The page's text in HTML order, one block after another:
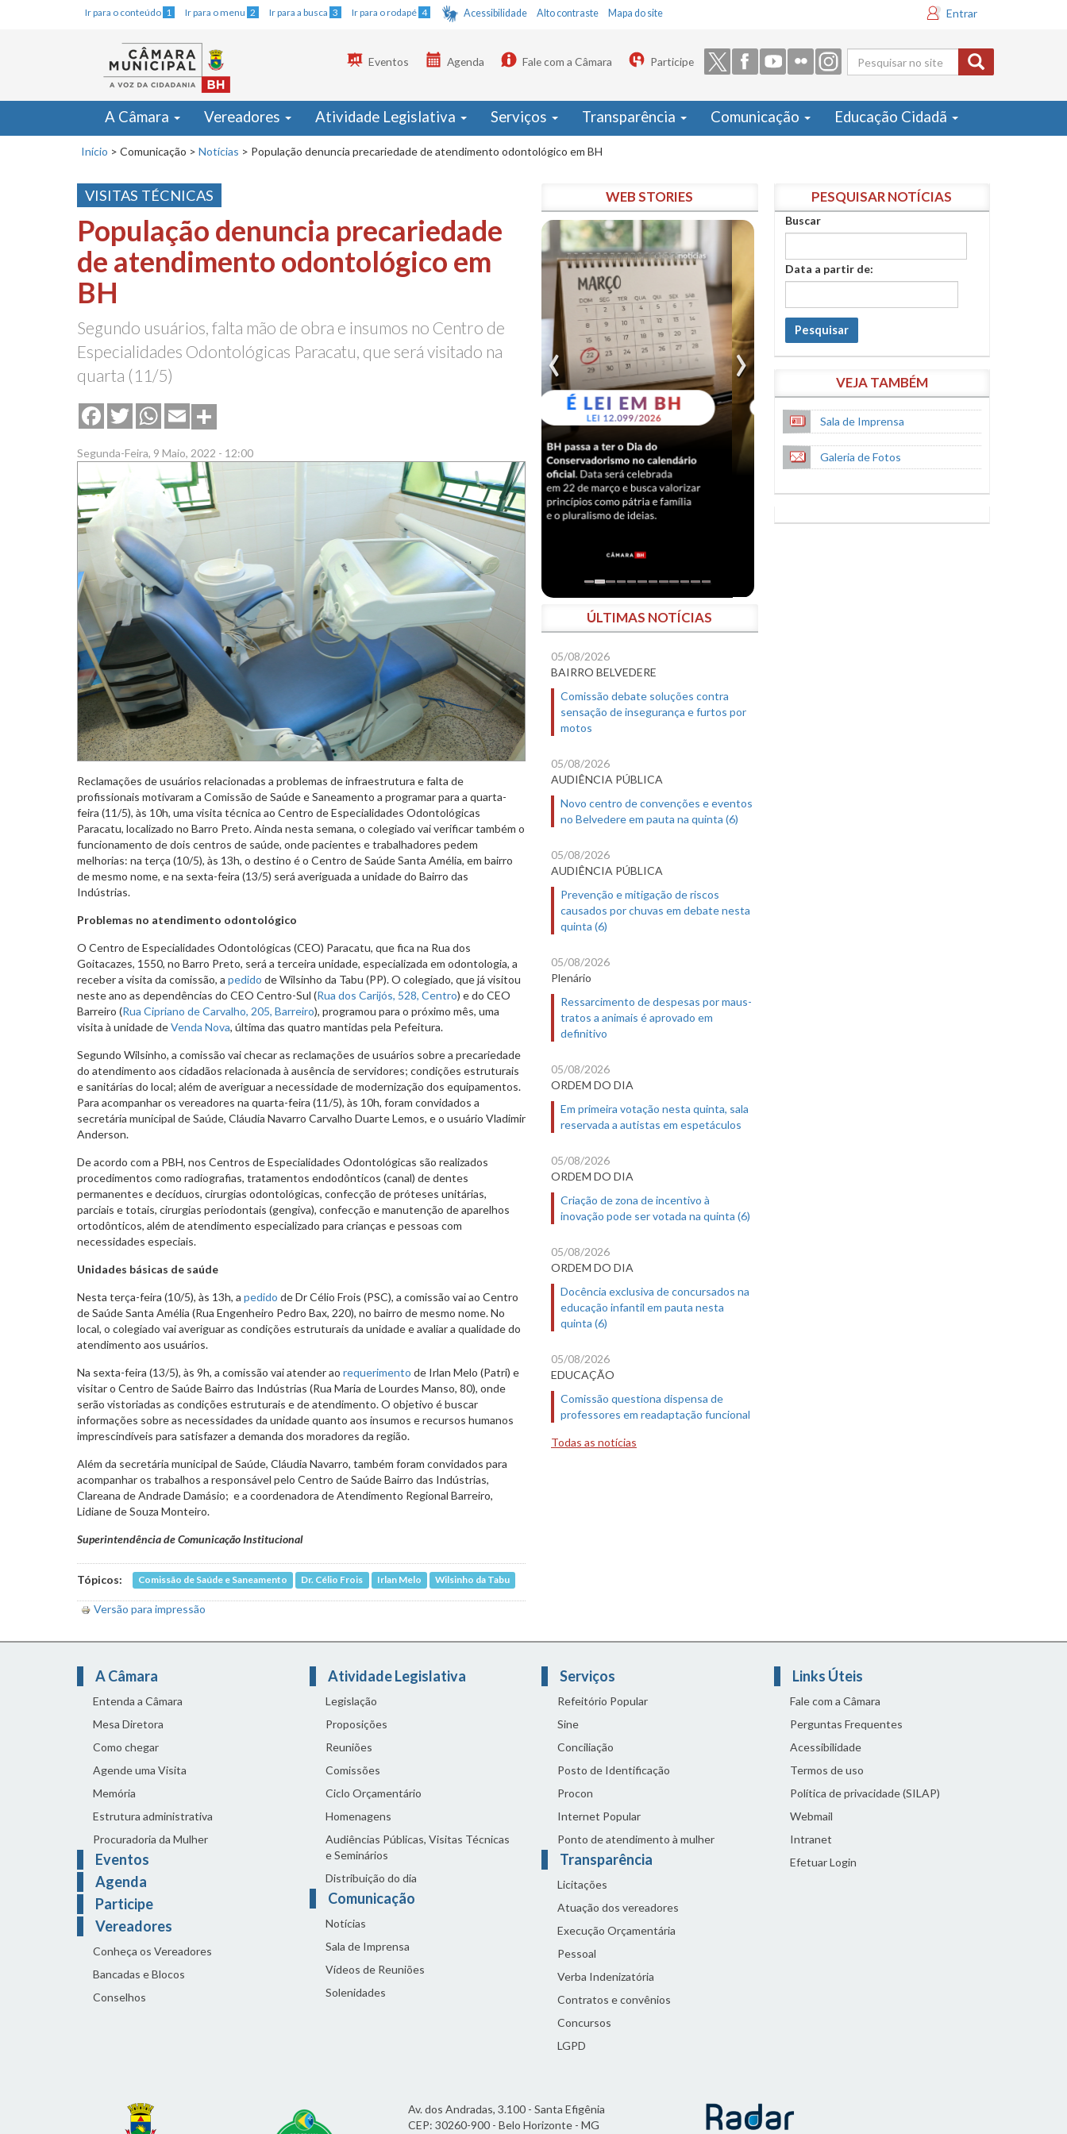
Ir para o conteúdo 1 Ir para o menu 2 Ir para a busca 3 Ir para o rodapé 4 Acessibilidade Alto contraste Mapa do site Entrar
Formulário
de busca
Eventos Agenda Fale com a Câmara Participe
A Câmara Vereadores Atividade Legislativa Serviços Transparência Comunicação Educação Cidadã
Início > Comunicação > Notícias > População denuncia precariedade de atendimento odontológico em BH
VISITAS TÉCNICAS
População denuncia precariedade
de atendimento odontológico em
BH
Segundo usuários, falta mão de obra e insumos no Centro de
Especialidades Odontológicas Paracatu, que será visitado na
quarta (11/5)
FacebookTwitterWhatsApp
Email
Segunda-Feira, 9 Maio, 2022 - 12:00
Reclamações de usuários relacionadas a problemas de infraestrutura e falta de
profissionais motivaram a Comissão de Saúde e Saneamento a programar para a quarta-
feira (11/5), às 10h, uma visita técnica ao Centro de Especialidades Odontológicas
Paracatu, localizado no Barro Preto. Ainda nesta semana, o colegiado vai verificar também o
funcionamento de dois centros de saúde, onde pacientes e trabalhadores pedem
melhorias: na terça (10/5), às 13h, o destino é o Centro de Saúde Santa Amélia, em bairro
de mesmo nome, e na sexta-feira (13/5) será averiguada a unidade do Bairro das
Indústrias.
Problemas no atendimento odontológico
O Centro de Especialidades Odontológicas (CEO) Paracatu, que fica na Rua dos
Goitacazes, 1550, no Barro Preto, será a terceira unidade, especializada em odontologia, a
receber a visita da comissão, a pedido de Wilsinho da Tabu (PP). O colegiado, que já visitou
neste ano as dependências do CEO Centro-Sul (Rua dos Carijós, 528, Centro) e do CEO
Barreiro (Rua Cipriano de Carvalho, 205, Barreiro), programou para o próximo mês, uma
visita à unidade deVenda Nova, última das quatro mantidas pela Pefeitura.
Segundo Wilsinho, a comissão vai checar as reclamações de usuários sobre a precariedade
do atendimento aos cidadãos relacionada à ausência de servidores; condições estruturais
e sanitárias do local; além de averiguar a necessidade de modernização dos equipamentos.
Para acompanhar os vereadores na quarta-feira (11/5), às 10h, foram convidados a
secretária municipal de Saúde, Cláudia Navarro Carvalho Duarte Lemos, e o usuário Vladimir
Anderson.
De acordo com a PBH, nos Centros de Especialidades Odontológicas são realizados
procedimentos como radiografias, tratamentos endodônticos (canal) de dentes
permanentes e decíduos, cirurgias odontológicas, confecção de próteses unitárias,
parciais e totais, cirurgias periodontais (gengiva), confecção e manutenção de aparelhos
ortodônticos, além de atendimento especializado para crianças e pessoas com
necessidades especiais.
Unidades básicas de saúde
Nesta terça-feira (10/5), às 13h, a pedido de Dr Célio Frois (PSC), a comissão vai ao Centro
de Saúde Santa Amélia (Rua Engenheiro Pedro Bax, 220), no bairro de mesmo nome. No
local, o colegiado vai averiguar as condições estruturais da unidade e avaliar a qualidade do
atendimento aos usuários.
Na sexta-feira (13/5), às 9h, a comissão vai atender ao requerimento de Irlan Melo (Patri) e
visitar o Centro de Saúde Bairro das Indústrias (Rua Maria de Lourdes Manso, 80), onde
serão vistoriadas as condições estruturais e de atendimento. O objetivo é buscar
informações sobre as necessidades da unidade quanto aos insumos e recursos humanos
imprescindíveis para satisfazer a demanda dos moradores da região.
Além da secretária municipal de Saúde, Cláudia Navarro, também foram convidados para
acompanhar os trabalhos a responsável pelo Centro de Saúde Bairro das Indústrias,
Clareana de Andrade Damásio; e a coordenadora de Atendimento Regional Barreiro,
Lidiane de Souza Monteiro.
Superintendência de Comunicação Institucional
Tópicos: Comissão de Saúde e Saneamento Dr. Célio Frois Irlan Melo Wilsinho da Tabu
Versão para impressão
WEB STORIES
ÚLTIMAS NOTÍCIAS
05/08/2026
BAIRRO BELVEDERE
Comissão debate soluções contra
sensação de insegurança e furtos por
motos
05/08/2026
AUDIÊNCIA PÚBLICA
Novo centro de convenções e eventos
no Belvedere em pauta na quinta (6)
05/08/2026
AUDIÊNCIA PÚBLICA
Prevenção e mitigação de riscos
causados por chuvas em debate nesta
quinta (6)
05/08/2026
Plenário
Ressarcimento de despesas por maus-
tratos a animais é aprovado em
definitivo
05/08/2026
ORDEM DO DIA
Em primeira votação nesta quinta, sala
reservada a autistas em espetáculos
05/08/2026
ORDEM DO DIA
Criação de zona de incentivo à
inovação pode ser votada na quinta (6)
05/08/2026
ORDEM DO DIA
Docência exclusiva de concursados na
educação infantil em pauta nesta
quinta (6)
05/08/2026
EDUCAÇÃO
Comissão questiona dispensa de
professores em readaptação funcional
Todas as notícias
PESQUISAR NOTÍCIAS
Buscar
Data a partir de:
Pesquisar
VEJA TAMBÉM
Sala de Imprensa
Galeria de Fotos
A Câmara
Entenda a Câmara
Mesa Diretora
Como chegar
Agende uma Visita
Memória
Estrutura administrativa
Procuradoria da Mulher
Eventos
Agenda
Participe
Vereadores
Conheça os Vereadores
Bancadas e Blocos
Conselhos
Atividade Legislativa
Legislação
Proposições
Reuniões
Comissões
Ciclo Orçamentário
Homenagens
Audiências Públicas, Visitas Técnicas
e Seminários
Distribuição do dia
Comunicação
Notícias
Sala de Imprensa
Vídeos de Reuniões
Solenidades
Serviços
Refeitório Popular
Sine
Conciliação
Posto de Identificação
Procon
Internet Popular
Ponto de atendimento à mulher
Transparência
Licitações
Atuação dos vereadores
Execução Orçamentária
Pessoal
Verba Indenizatória
Contratos e convênios
Concursos
LGPD
Links Úteis
Fale com a Câmara
Perguntas Frequentes
Acessibilidade
Termos de uso
Política de privacidade (SILAP)
Webmail
Intranet
Efetuar Login
Av. dos Andradas, 3.100 - Santa Efigênia
CEP: 30260-900 - Belo Horizonte - MG